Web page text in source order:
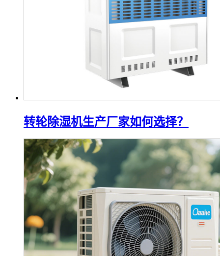
转轮除湿机生产厂家如何选择？